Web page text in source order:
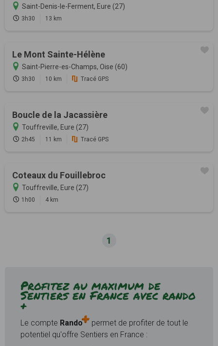
Saint-Denis-le-Ferment, Eure (27)
3h30 13 km
Le Mont Sainte-Hélène
Saint-Pierre-es-Champs, Oise (60)
3h30 10 km Tracé GPS
Boucle de la Jacassière
Touffreville, Eure (27)
2h45 11 km Tracé GPS
Coteaux du Fouillebroc
Touffreville, Eure (27)
1h00 4 km
1
Profitez au maximum de
Sentiers en France avec rando
+
Le compte Rando
permet de profiter de tout le
potentiel qu'offre Sentiers en France :